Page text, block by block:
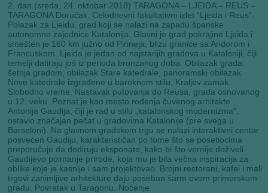
2. dan (sreda, 24. oktobar 2018) TARAGONA – LJEIDA – REUS –
TARAGONA Doručak. Celodnevni fakultativni izlet “Ljeida i Reus”.
Polazak za Ljeidu, grad koji se nalazi na zapadu španske
autonomne zajednice Katalonija. Glavni je grad pokrajine Ljeida i
smešten je 160 km južno od Pirineja, blizu granice sa Andorom i
Francuskom. Ljeida je jedan od najstarijih gradova u Kataloniji, čiji
temelji datiraju još iz perioda bronzanog doba. Obilazak grada:
šetnja gradom, obilazak Stare katedrale, panoramski obilazak
Nove katedrale izgrađene u baroknom stilu, Kraljev zamak..
Slobodno vreme. Nastavak putovanja do Reusa, grada osnovanog
u 12. veku. Poznat je kao mesto rođenja čuvenog arhitekte
Antonija Gaudija, čiji je rad u stilu „katalonskog modernizma“,
ostavio značajan pečat u gradovima Katalonije (pre svega u
Barseloni). Na glavnom gradskom trgu se nalazi interaktivni centar
posvećen Gaudiju, karakterističan po tome što se posetiocima
preporučuje da dodiruju eksponate, kako bi što vernije doživeli
Gaudijevo poimanje prirode, koja mu je bila večna inspiracija za
oblike koje je kasnije i sam projektovao. Brojni restorani, kafei i mali
trgovi zanimljive arhitekture daju poseban šarm ovom primorskom
gradu. Povratak u Taragonu. Noćenje.